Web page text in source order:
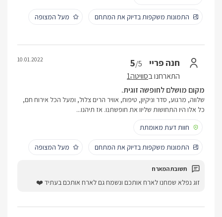
התמונות משקפות בדיוק את המתחם מעל המצופה
חנה פריי 5/5
התארחנו בסוויטה1
10.01.2022
מקום מושלם לחופשה זוגית.
שלווה, מרגוע, סדר וניקיון, טיפוח, אוויר הרים צלול, ומעל הכל אירוח חם,
כל אלו היו התחושות שליוו את חופשתנו. אז תיהנו...
חוות דעת מאומתת
התמונות משקפות בדיוק את המתחם מעל המצופה
זוג נפלא שמחנו לארח אותכם ונשמח גם לארח אותכם בעתיד ❤️